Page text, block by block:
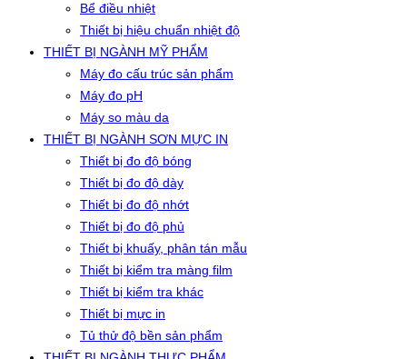
Bể điều nhiệt
Thiết bị hiệu chuẩn nhiệt độ
THIẾT BỊ NGÀNH MỸ PHẨM
Máy đo cấu trúc sản phẩm
Máy đo pH
Máy so màu da
THIẾT BỊ NGÀNH SƠN MỰC IN
Thiết bị đo độ bóng
Thiết bị đo độ dày
Thiết bị đo độ nhớt
Thiết bị đo độ phủ
Thiết bị khuấy, phân tán mẫu
Thiết bị kiểm tra màng film
Thiết bị kiểm tra khác
Thiết bị mực in
Tủ thử độ bền sản phẩm